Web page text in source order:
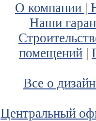
О компании |
Наши
помещений |
Все о
Центральный